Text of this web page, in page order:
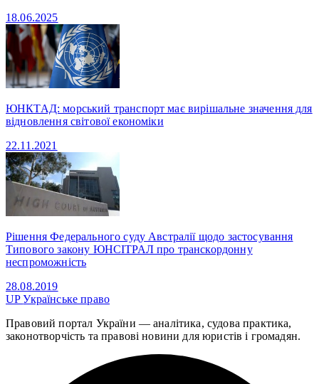
18.06.2025
ЮНКТАД: морський транспорт має вирішальне значення для
відновлення світової економіки
22.11.2021
Рішення Федерального суду Австралії щодо застосування
Типового закону ЮНСІТРАЛ про транскордонну
неспроможність
28.08.2019
UPУкраїнське право
Правовий портал України — аналітика, судова практика,
законотворчість та правові новини для юристів і громадян.